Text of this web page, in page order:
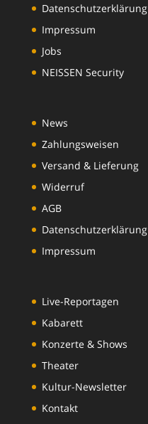
Datenschutzerklärung
Impressum
Jobs
NEISSEN Security
News
Zahlungsweisen
Versand & Lieferung
Widerruf
AGB
Datenschutzerklärung
Impressum
Live-Reportagen
Kabarett
Konzerte & Shows
Theater
Kultur-Newsletter
Kontakt